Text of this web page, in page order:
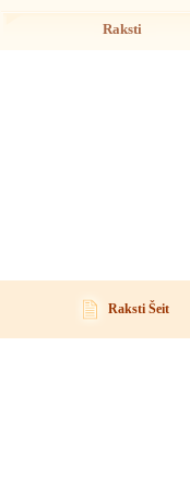
Raksti
Raksti Šeit